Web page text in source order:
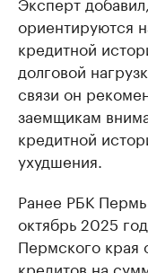
Крупнейшие
продавцы
Ознакомьтесь с
ориентируются
кредитной
долговой
связи он
заемщикам
кредитной
ухудшения.
Ранее РБК Пермь
октябрь 2025
Пермского края
кредитов на